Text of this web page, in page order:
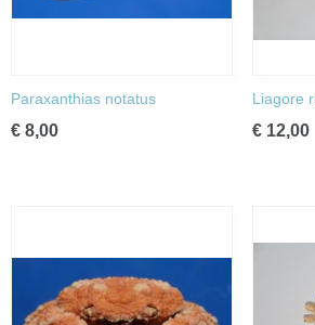
Paraxanthias notatus
€ 8,00
Liagore
€ 12,00